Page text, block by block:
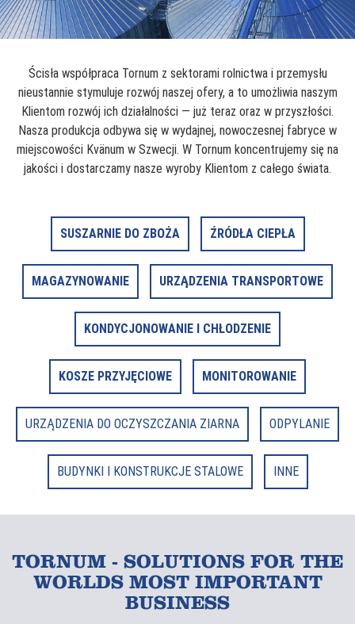
Ścisła współpraca Tornum z sektorami rolnictwa i przemysłu
nieustannie stymuluje rozwój naszej ofery, a to umożliwia naszym
Klientom rozwój ich działalności — już teraz oraz w przyszłości.
Nasza produkcja odbywa się w wydajnej, nowoczesnej fabryce w
miejscowości Kvänum w Szwecji. W Tornum koncentrujemy się na
jakości i dostarczamy nasze wyroby Klientom z całego świata.
SUSZARNIE DO ZBOŻA ŹRÓDŁA CIEPŁA
MAGAZYNOWANIE URZĄDZENIA TRANSPORTOWE
KONDYCJONOWANIE I CHŁODZENIE
KOSZE PRZYJĘCIOWE MONITOROWANIE
URZĄDZENIA DO OCZYSZCZANIA ZIARNA ODPYLANIE
BUDYNKI I KONSTRUKCJE STALOWE INNE
TORNUM - SOLUTIONS FOR THE
WORLDS MOST IMPORTANT
BUSINESS